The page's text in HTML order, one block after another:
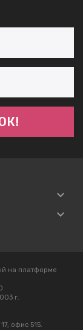
на платформе
г.
офис 515.